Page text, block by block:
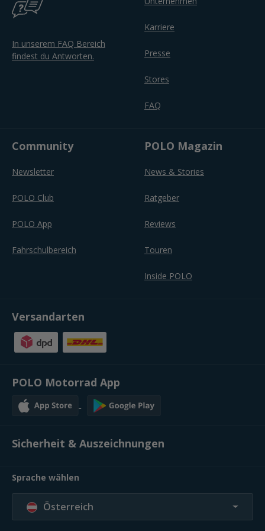
In unserem FAQ Bereich
findest du Antworten.
Karriere
Presse
Stores
FAQ
Community
Newsletter
POLO Club
POLO App
Fahrschulbereich
POLO Magazin
News & Stories
Ratgeber
Reviews
Touren
Inside POLO
Versandarten
POLO Motorrad App
Sicherheit & Auszeichnungen
Sprache wählen
Österreich